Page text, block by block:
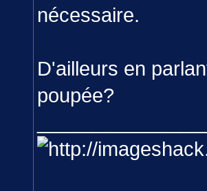
nécessaire.
D'ailleurs en
poupée?